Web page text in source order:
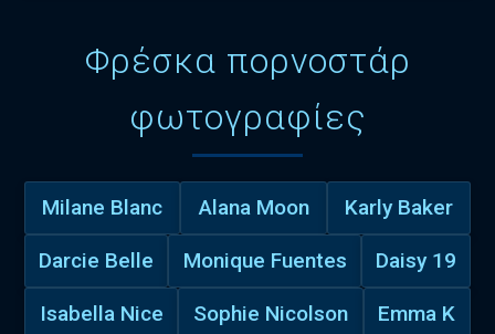
Φρέσκα πορνοστάρ
φωτογραφίες
Milane Blanc Alana Moon Karly Baker
Darcie Belle Monique Fuentes Daisy 19
Isabella Nice Sophie Nicolson Emma K